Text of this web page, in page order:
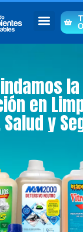
en
Salud y